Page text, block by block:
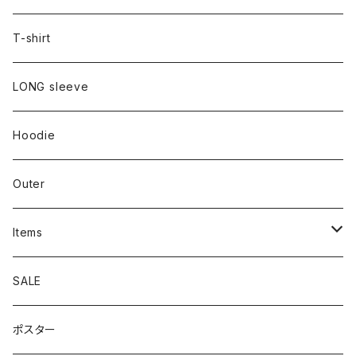
T-shirt
LONG sleeve
Hoodie
Outer
Items
Phone Case
cap
SALE
ポスター